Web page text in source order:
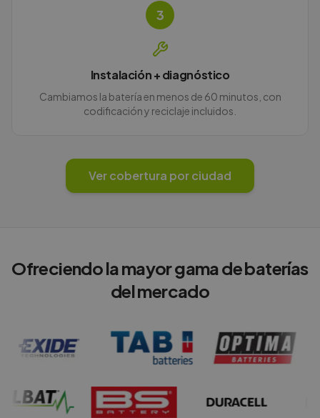
3
Instalación + diagnóstico
Cambiamos la batería en menos de 60 minutos, con
codificación y reciclaje incluidos.
Ver cobertura por ciudad
Ofreciendo la mayor gama de baterías
del mercado